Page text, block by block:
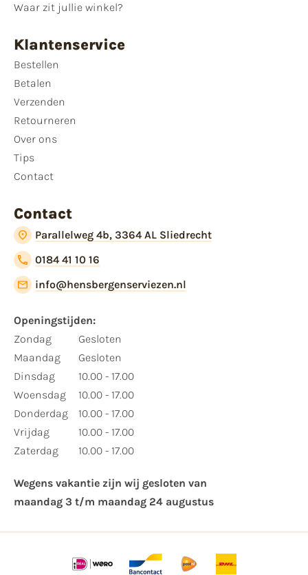
Waar zit jullie winkel?
Klantenservice
Bestellen
Betalen
Verzenden
Retourneren
Over ons
Tips
Contact
Contact
Parallelweg 4b, 3364 AL Sliedrecht
0184 41 10 16
info@hensbergenserviezen.nl
Openingstijden:​
​Zondag
Maandag
Dinsdag
Woensdag
Donderdag
Vrijdag
Zaterdag
Gesloten
Gesloten
10.00 - 17.00
10.00 - 17.00
10.00 - 17.00
10.00 - 17.00
10.00 - 17.00
Wegens vakantie zijn wij gesloten van ​
maandag 3 t/m maandag 24 augustus